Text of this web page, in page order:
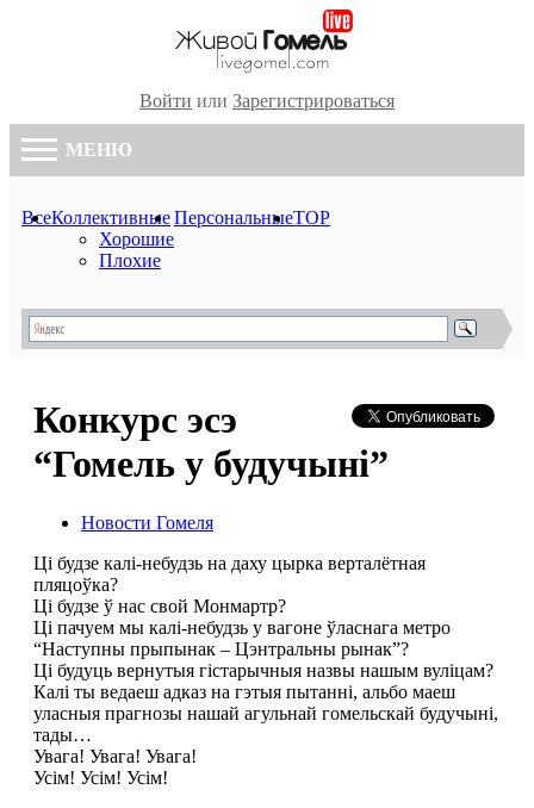
Войти или Зарегистрироваться
МЕНЮ
ВсеКоллективные
Хорошие
Плохие
ПерсональныеTOP
Конкурс эсэ
“Гомель у будучыні”
Новости Гомеля
Ці будзе калі-небудзь на даху цырка верталётная
пляцоўка?
Ці будзе ў нас свой Монмартр?
Ці пачуем мы калі-небудзь у вагоне ўласнага метро
“Наступны прыпынак – Цэнтральны рынак”?
Ці будуць вернутыя гістарычныя назвы нашым вуліцам?
Калі ты ведаеш адказ на гэтыя пытанні, альбо маеш
уласныя прагнозы нашай агульнай гомельскай будучыні,
тады…
Увага! Увага! Увага!
Усім! Усім! Усім!